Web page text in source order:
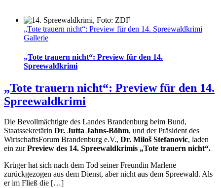
„Tote trauern nicht“: Preview für den 14. Spreewaldkrimi
Gallerie
„Tote trauern nicht“: Preview für den 14.
Spreewaldkrimi
„Tote trauern nicht“: Preview für den 14.
Spreewaldkrimi
Die Bevollmächtigte des Landes Brandenburg beim Bund,
Staatssekretärin Dr. Jutta Jahns-Böhm, und der Präsident des
WirtschaftsForum Brandenburg e.V., Dr. Miloš Stefanovic, laden
ein zurPreview des 14. Spreewaldkrimis „Tote trauern nicht“.
Krüger hat sich nach dem Tod seiner Freundin Marlene
zurückgezogen aus dem Dienst, aber nicht aus dem Spreewald. Als
er im Fließ die […]